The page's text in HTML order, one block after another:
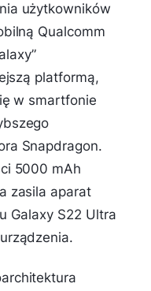
użytkowników
Qualcomm
platformą,
w smartfonie
Snapdragon.
5000 mAh
zasila aparat
Galaxy S22 Ultra